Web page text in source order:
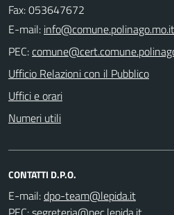
Fax: 053647672
E-mail:
PEC:
Ufficio Relazioni con il Pubblico
Uffici e orari
Numeri utili
CONTATTI D.P.O.
E-mail: